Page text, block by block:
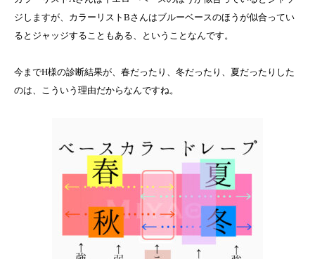
ジしますが、カラーリストBさんはブルーベースのほうが似合ってい
るとジャッジすることもある、ということなんです。
今までH様の診断結果が、春だったり、冬だったり、夏だったりした
のは、こういう理由だからなんですね。